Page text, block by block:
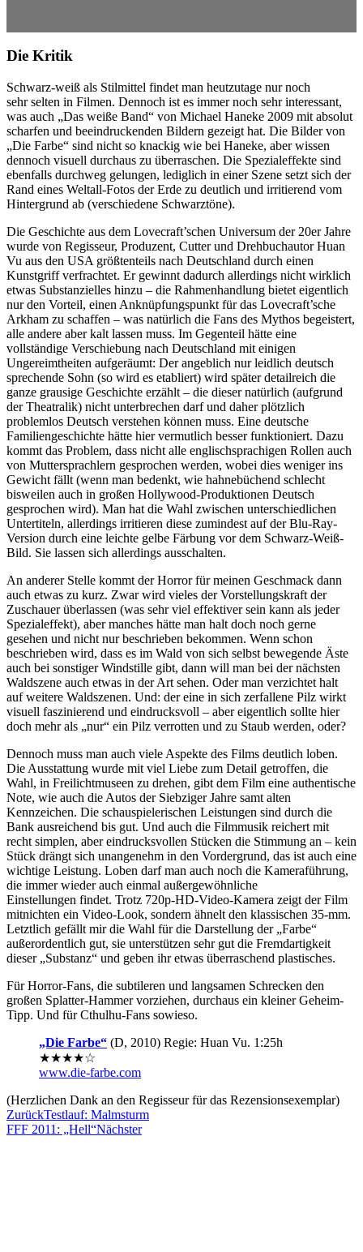
Die Kritik
Schwarz-weiß als Stilmittel findet man heutzutage nur noch
sehr selten in Filmen. Dennoch ist es immer noch sehr interessant,
was auch „Das weiße Band“ von Michael Haneke 2009 mit absolut
scharfen und beeindruckenden Bildern gezeigt hat. Die Bilder von
„Die Farbe“ sind nicht so knackig wie bei Haneke, aber wissen
dennoch visuell durchaus zu überraschen. Die Spezialeffekte sind
ebenfalls durchweg gelungen, lediglich in einer Szene setzt sich der
Rand eines Weltall-Fotos der Erde zu deutlich und irritierend vom
Hintergrund ab (verschiedene Schwarztöne).
Die Geschichte aus dem Lovecraft’schen Universum der 20er Jahre
wurde von Regisseur, Produzent, Cutter und Drehbuchautor Huan
Vu aus den USA größtenteils nach Deutschland durch einen
Kunstgriff verfrachtet. Er gewinnt dadurch allerdings nicht wirklich
etwas Substanzielles hinzu – die Rahmenhandlung bietet eigentlich
nur den Vorteil, einen Anknüpfungspunkt für das Lovecraft’sche
Arkham zu schaffen – was natürlich die Fans des Mythos begeistert,
alle andere aber kalt lassen muss. Im Gegenteil hätte eine
vollständige Verschiebung nach Deutschland mit einigen
Ungereimtheiten aufgeräumt: Der angeblich nur leidlich deutsch
sprechende Sohn (so wird es etabliert) wird später detailreich die
ganze grausige Geschichte erzählt – die dieser natürlich (aufgrund
der Theatralik) nicht unterbrechen darf und daher plötzlich
problemlos Deutsch verstehen können muss. Eine deutsche
Familiengeschichte hätte hier vermutlich besser funktioniert. Dazu
kommt das Problem, dass nicht alle englischsprachigen Rollen auch
von Muttersprachlern gesprochen werden, wobei dies weniger ins
Gewicht fällt (wenn man bedenkt, wie hahnebüchend schlecht
bisweilen auch in großen Hollywood-Produktionen Deutsch
gesprochen wird). Man hat die Wahl zwischen unterschiedlichen
Untertiteln, allerdings irritieren diese zumindest auf der Blu-Ray-
Version durch eine leichte gelbe Färbung vor dem Schwarz-Weiß-
Bild. Sie lassen sich allerdings ausschalten.
An anderer Stelle kommt der Horror für meinen Geschmack dann
auch etwas zu kurz. Zwar wird vieles der Vorstellungskraft der
Zuschauer überlassen (was sehr viel effektiver sein kann als jeder
Spezialeffekt), aber manches hätte man halt doch noch gerne
gesehen und nicht nur beschrieben bekommen. Wenn schon
beschrieben wird, dass es im Wald von sich selbst bewegende Äste
auch bei sonstiger Windstille gibt, dann will man bei der nächsten
Waldszene auch etwas in der Art sehen. Oder man verzichtet halt
auf weitere Waldszenen. Und: der eine in sich zerfallene Pilz wirkt
visuell faszinierend und eindrucksvoll – aber eigentlich sollte hier
doch mehr als „nur“ ein Pilz verrotten und zu Staub werden, oder?
Dennoch muss man auch viele Aspekte des Films deutlich loben.
Die Ausstattung wurde mit viel Liebe zum Detail getroffen, die
Wahl, in Freilichtmuseen zu drehen, gibt dem Film eine authentische
Note, wie auch die Autos der Siebziger Jahre samt alten
Kennzeichen. Die schauspielerischen Leistungen sind durch die
Bank ausreichend bis gut. Und auch die Filmmusik reichert mit
recht simplen, aber eindrucksvollen Stücken die Stimmung an – kein
Stück drängt sich unangenehm in den Vordergrund, das ist auch eine
wichtige Leistung. Loben darf man auch noch die Kameraführung,
die immer wieder auch einmal außergewöhnliche
Einstellungen findet. Trotz 720p-HD-Video-Kamera zeigt der Film
mitnichten ein Video-Look, sondern ähnelt den klassischen 35-mm.
Letztlich gefällt mir die Wahl für die Darstellung der „Farbe“
außerordentlich gut, sie unterstützen sehr gut die Fremdartigkeit
dieser „Substanz“ und geben ihr etwas überraschend plastisches.
Für Horror-Fans, die subtileren und langsamen Schrecken den
großen Splatter-Hammer vorziehen, durchaus ein kleiner Geheim-
Tipp. Und für Cthulhu-Fans sowieso.
„Die Farbe“ (D, 2010) Regie: Huan Vu. 1:25h
★★★★☆
www.die-farbe.com
(Herzlichen Dank an den Regisseur für das Rezensionsexemplar)
ZurückTestlauf: Malmsturm
FFF 2011: „Hell“Nächster